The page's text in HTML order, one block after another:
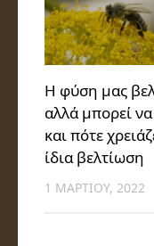
Η φύση μας
αλλά μπορεί
και πότε
ίδια βελτίωση
1 ΜΑΡΤΊΟΥ, 2022